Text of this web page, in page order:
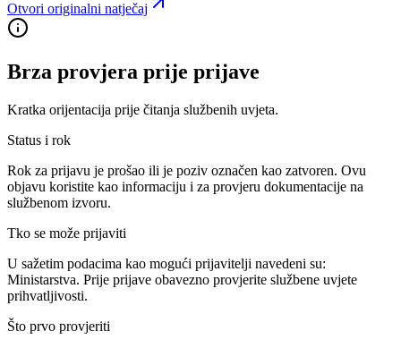
Otvori originalni natječaj
Brza provjera prije prijave
Kratka orijentacija prije čitanja službenih uvjeta.
Status i rok
Rok za prijavu je prošao ili je poziv označen kao zatvoren. Ovu
objavu koristite kao informaciju i za provjeru dokumentacije na
službenom izvoru.
Tko se može prijaviti
U sažetim podacima kao mogući prijavitelji navedeni su:
Ministarstva. Prije prijave obavezno provjerite službene uvjete
prihvatljivosti.
Što prvo provjeriti